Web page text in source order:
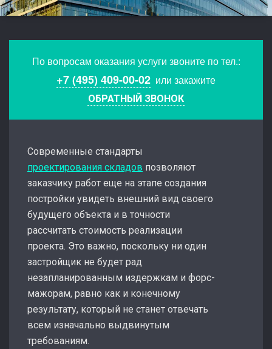
По вопросам оказания услуги звоните по тел.:
+7 (495) 409-00-02 или закажите
ОБРАТНЫЙ ЗВОНОК
Современные стандарты
проектирования складов позволяют
заказчику работ еще на этапе создания
постройки увидеть внешний вид своего
будущего объекта и в точности
рассчитать стоимость реализации
проекта. Это важно, поскольку ни один
застройщик не будет рад
незапланированным издержкам и форс-
мажорам, равно как и конечному
результату, который не станет отвечать
всем изначально выдвинутым
требованиям.